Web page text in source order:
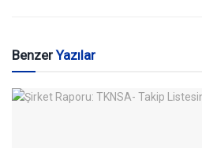
BenzerYazılar